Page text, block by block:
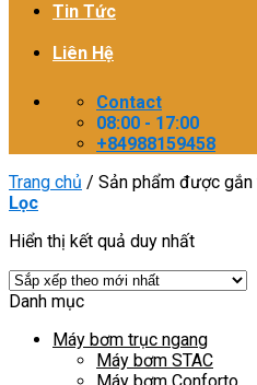
Tin Tức
Liên Hệ
Contact
08:00 - 17:00
+84988159458
Trang chủ / Sản phẩm được gắn
Lọc
Hiển thị kết quả duy nhất
Danh mục
Máy bơm trục ngang
Máy bơm STAC